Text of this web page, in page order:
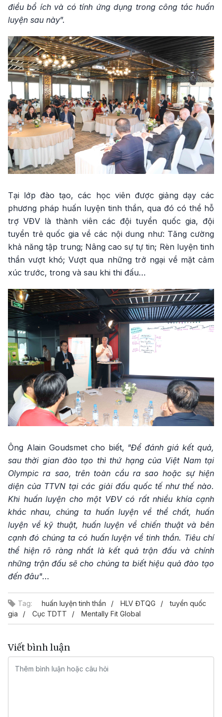
điều bổ ích và có tính ứng dụng trong công tác huấn
luyện sau này”.
Tại lớp đào tạo, các học viên được giảng dạy các
phương pháp huấn luyện tinh thần, qua đó có thể hỗ
trợ VĐV là thành viên các đội tuyển quốc gia, đội
tuyển trẻ quốc gia về các nội dung như: Tăng cường
khả năng tập trung; Nâng cao sự tự tin; Rèn luyện tinh
thần vượt khó; Vượt qua những trở ngại về mặt cảm
xúc trước, trong và sau khi thi đấu…
Ông Alain Goudsmet cho biết, "Để đánh giá kết quả,
sau thời gian đào tạo thì thứ hạng của Việt Nam tại
Olympic ra sao, trên toàn cầu ra sao hoặc sự hiện
diện của TTVN tại các giải đấu quốc tế như thế nào.
Khi huấn luyện cho một VĐV có rất nhiều khía cạnh
khác nhau, chúng ta huấn luyện về thể chất, huấn
luyện về kỹ thuật, huấn luyện về chiến thuật và bên
cạnh đó chúng ta có huấn luyện về tinh thần. Tiêu chí
thể hiện rõ ràng nhất là kết quả trận đấu và chính
những trận đấu sẽ cho chúng ta biết hiệu quả đào tạo
đến đâu"…
Tag: huấn luyện tinh thần HLV ĐTQG
tuyển quốc
gia
Cục TDTT Mentally Fit Global
Viết bình luận